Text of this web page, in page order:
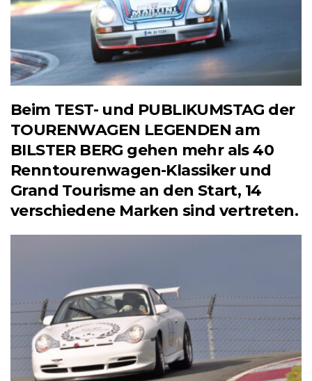
Beim TEST- und PUBLIKUMSTAG der
TOURENWAGEN LEGENDEN am
BILSTER BERG gehen mehr als 40
Renntourenwagen-Klassiker und
Grand Tourisme an den Start, 14
verschiedene Marken sind vertreten.